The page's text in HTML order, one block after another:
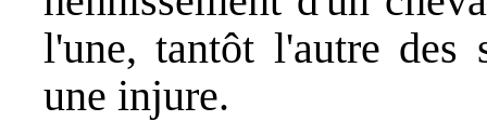
l'une, tantôt l'autre des
une injure.